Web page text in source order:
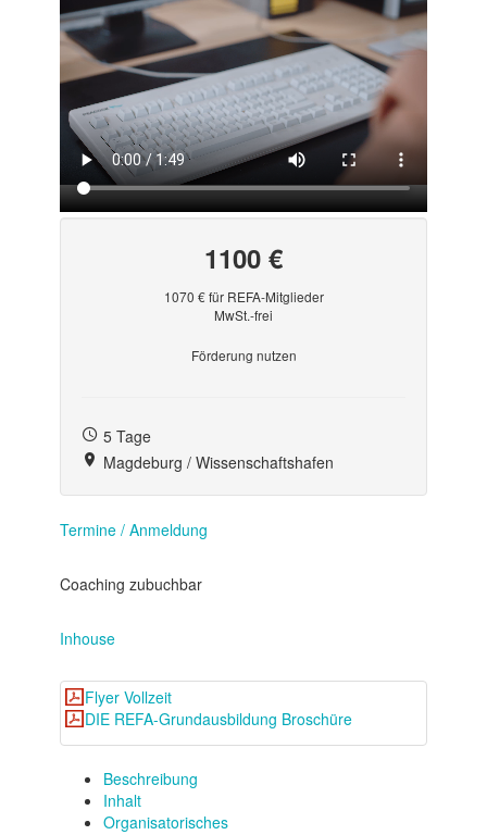
1100 €
1070 € für REFA-Mitglieder
MwSt.-frei
Förderung nutzen
5 Tage
Magdeburg / Wissenschaftshafen
Termine / Anmeldung
Coaching zubuchbar
Inhouse
Flyer Vollzeit
DIE REFA-Grundausbildung Broschüre
Beschreibung
Inhalt
Organisatorisches